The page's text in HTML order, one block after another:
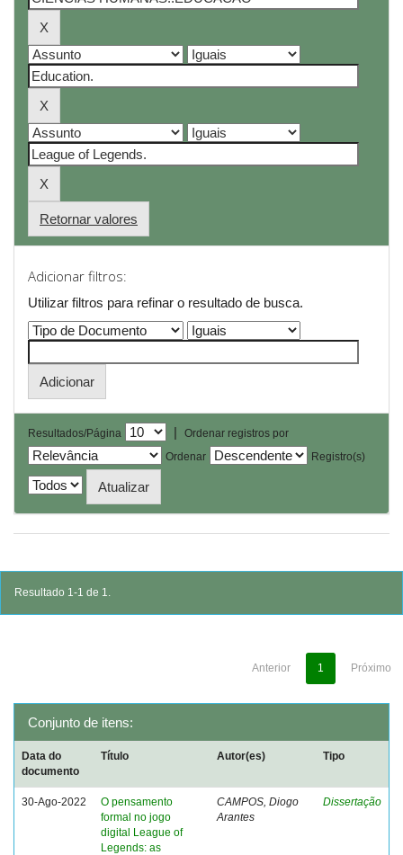
Retornar valores
Adicionar filtros:
Utilizar filtros para refinar o resultado de busca.
Resultados/Página |
Ordenar registros por
Ordenar
Registro(s)
Resultado 1-1 de 1.
Anterior 1 Próximo
Conjunto de itens:
Data do
documento
Título Autor(es) Tipo
30-Ago-2022
O pensamento
formal no jogo
digital League of
Legends: as
CAMPOS, Diogo
Arantes
Dissertação